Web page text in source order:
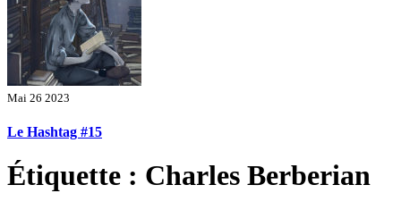
Mai 26 2023
Le Hashtag #15
Étiquette : Charles Berberian